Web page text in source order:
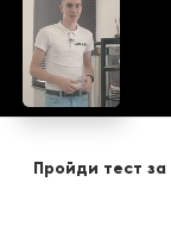
Пройди тест за